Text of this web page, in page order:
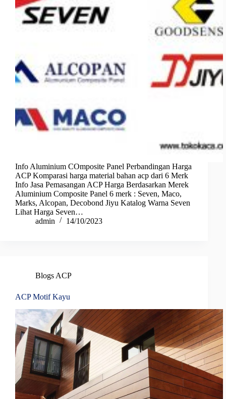
Info Aluminium COmposite Panel Perbandingan Harga
ACP Komparasi harga material bahan acp dari 6 Merk
Info Jasa Pemasangan ACP Harga Berdasarkan Merek
Aluminium Composite Panel 6 merk : Seven, Maco,
Marks, Alcopan, Decobond Jiyu Katalog Warna Seven
Lihat Harga Seven…
admin
14/10/2023
Blogs ACP
ACP Motif Kayu